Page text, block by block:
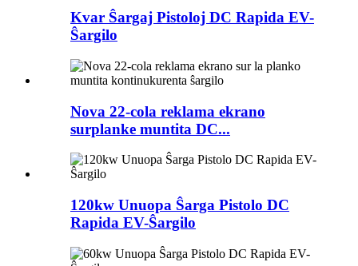
Kvar Ŝargaj Pistoloj DC Rapida EV-
Ŝargilo
Nova 22-cola reklama ekrano
surplanke muntita DC...
120kw Unuopa Ŝarga Pistolo DC
Rapida EV-Ŝargilo